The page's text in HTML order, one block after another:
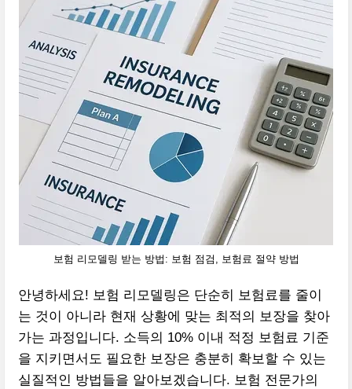
보험 리모델링 받는 방법: 보험 점검, 보험료 절약 방법
안녕하세요! 보험 리모델링은 단순히 보험료를 줄이
는 것이 아니라 현재 상황에 맞는 최적의 보장을 찾아
가는 과정입니다. 소득의 10% 이내 적정 보험료 기준
을 지키면서도 필요한 보장은 충분히 확보할 수 있는
실질적인 방법들을 알아보겠습니다. 보험 전문가의